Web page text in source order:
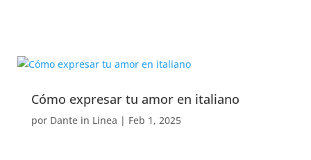
Cómo expresar tu amor en italiano
por Dante in Linea | Feb 1, 2025